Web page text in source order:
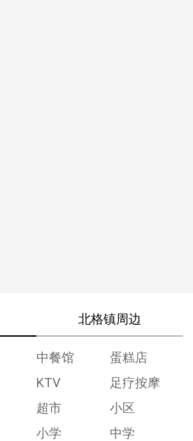
北格镇周边
中餐馆
蛋糕店
KTV
足疗按摩
超市
小区
小学
中学